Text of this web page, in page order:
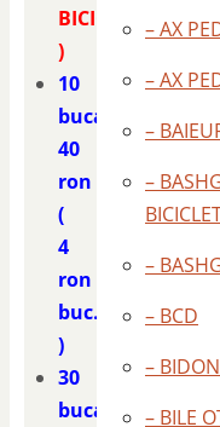
BICICLETA
)
10
bucati
40
ron
(
4
ron
buc.
)
30
bucati
– AX
– AX
–
–
–
– BCD
–
– BILE